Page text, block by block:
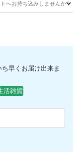
持ち込みしませんか？
早くお届け出来ま
活雑貨